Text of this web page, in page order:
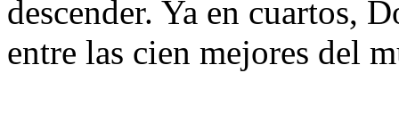
descender. Ya en cuartos,
entre las cien mejores del